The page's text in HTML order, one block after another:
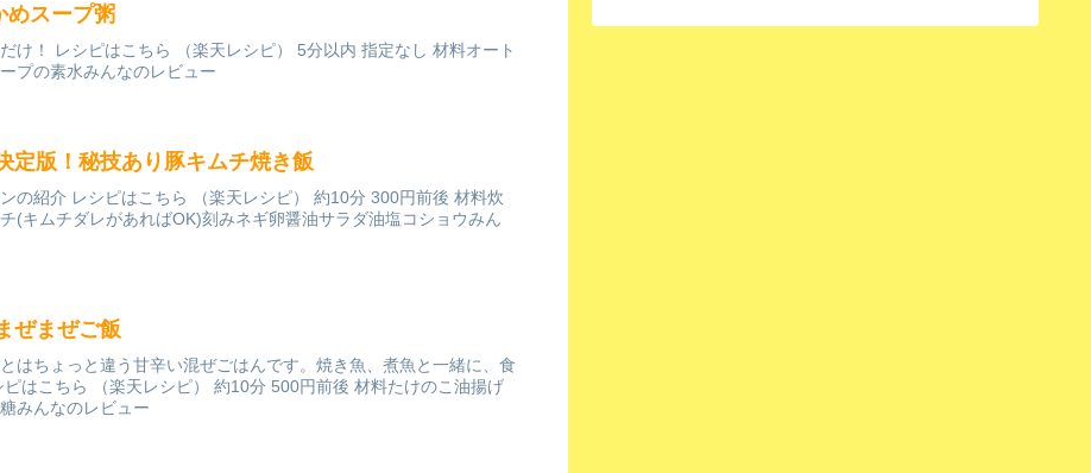
めスープ粥
け！ レシピはこちら （楽天レシピ） 5分以内 指定なし 材料オート
プの素水みんなのレビュー
定版！秘技あり豚キムチ焼き飯
の紹介 レシピはこちら （楽天レシピ） 約10分 300円前後 材料炊
(キムチダレがあればOK)刻みネギ卵醤油サラダ油塩コショウみん
ぜまぜご飯
はちょっと違う甘辛い混ぜごはんです。焼き魚、煮魚と一緒に、食
はこちら （楽天レシピ） 約10分 500円前後 材料たけのこ油揚げ
みんなのレビュー